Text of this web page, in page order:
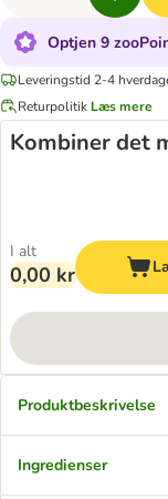
Optjen 9
Leveringstid 2-4
Returpolitik Læs mere
Kombiner det
I alt
0,00 kr
Produktbeskrivelse
Ingredienser